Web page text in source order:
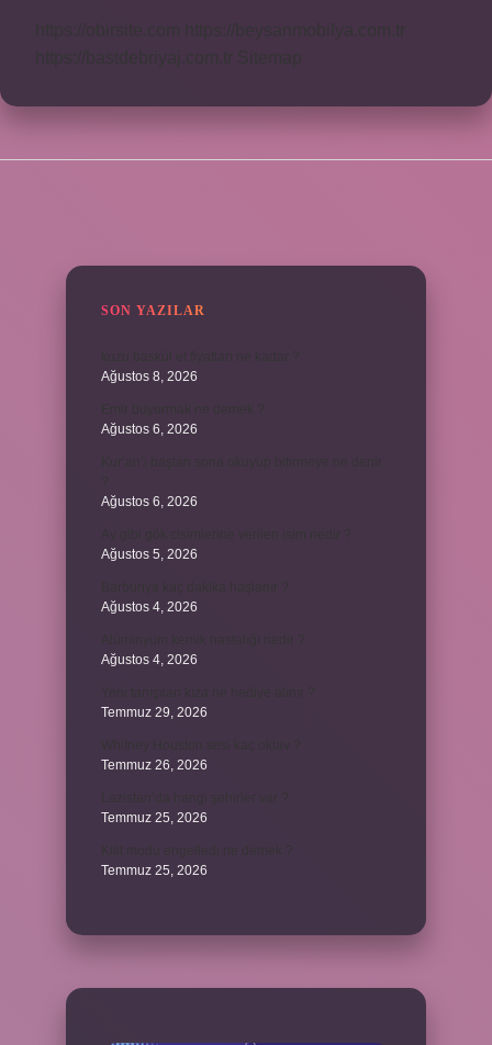
SON YAZILAR
Ağustos 8, 2026
Ağustos 6, 2026
Ağustos 6, 2026
Ağustos 5, 2026
Ağustos 4, 2026
Ağustos 4, 2026
Temmuz 29, 2026
Temmuz 26, 2026
Temmuz 25, 2026
Temmuz 25, 2026